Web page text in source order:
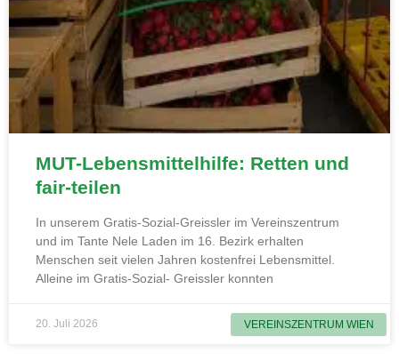
VEREINSZENTRUM WIEN
MUT-Lebensmittelhilfe: Retten und
fair-teilen
In unserem Gratis-Sozial-Greissler im Vereinszentrum
und im Tante Nele Laden im 16. Bezirk erhalten
Menschen seit vielen Jahren kostenfrei Lebensmittel.
Alleine im Gratis-Sozial- Greissler konnten
20. Juli 2026